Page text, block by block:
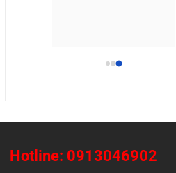
Hotline: 0913046902